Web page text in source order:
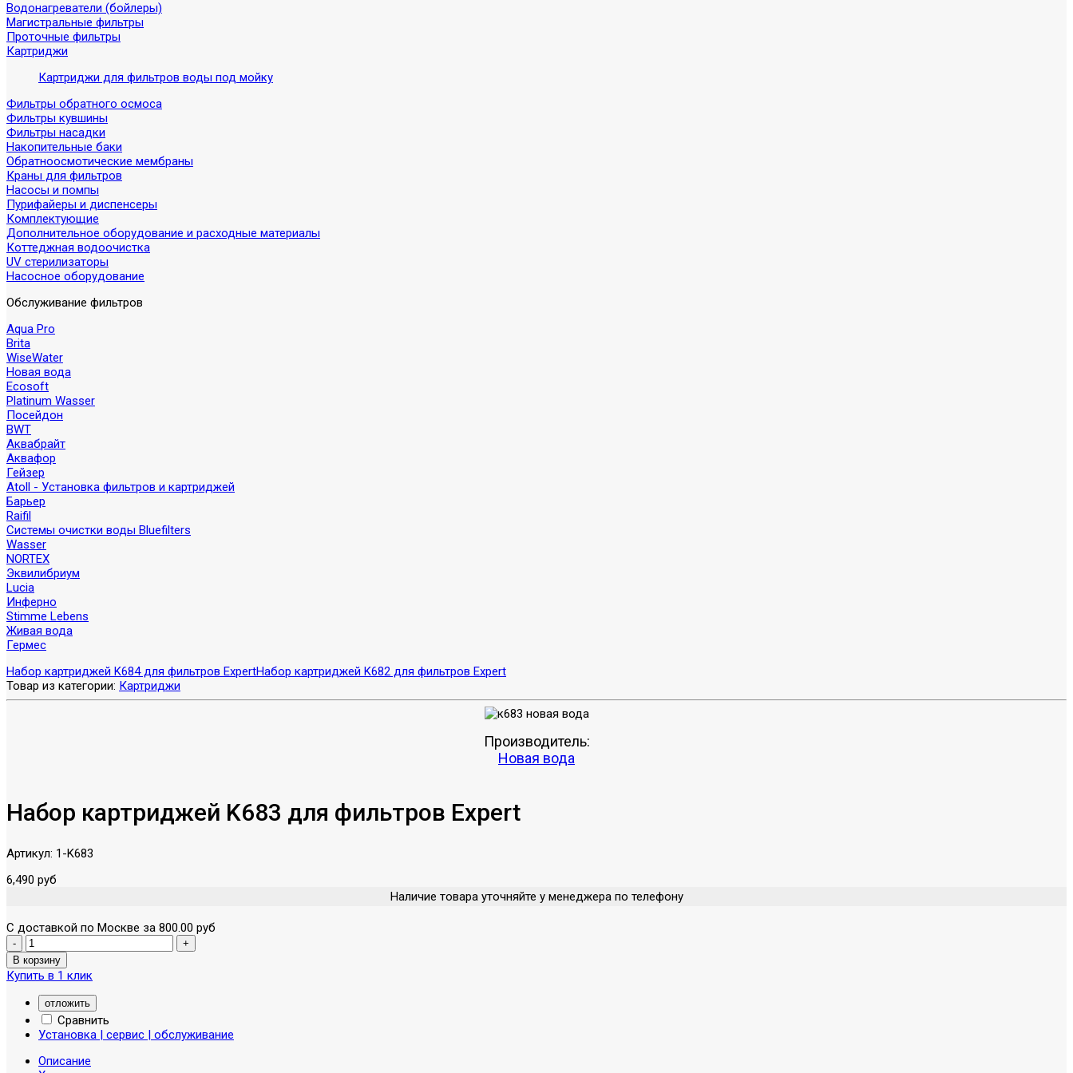
Водонагреватели (бойлеры)
Магистральные фильтры
Проточные фильтры
Картриджи
Картриджи для фильтров воды под мойку
Фильтры обратного осмоса
Фильтры кувшины
Фильтры насадки
Накопительные баки
Обратноосмотические мембраны
Краны для фильтров
Насосы и помпы
Пурифайеры и диспенсеры
Комплектующие
Дополнительное оборудование и расходные материалы
Коттеджная водоочистка
UV стерилизаторы
Насосное оборудование
Обслуживание фильтров
Aqua Pro
Brita
WiseWater
Новая вода
Ecosoft
Platinum Wasser
Посейдон
BWT
Аквабрайт
Аквафор
Гейзер
Atoll - Установка фильтров и картриджей
Барьер
Raifil
Системы очистки воды Bluefilters
Wasser
NORTEX
Эквилибриум
Lucia
Инферно
Stimme Lebens
Живая вода
Гермес
Набор картриджей K684 для фильтров ExpertНабор картриджей K682 для фильтров Expert
Товар из категории: Картриджи
Производитель:
Новая вода
Набор картриджей K683 для фильтров Expert
Артикул: 1-K683
6,490 руб
Наличие товара уточняйте у менеджера по телефону
С доставкой по Москве за 800.00 руб
Купить в 1 клик
отложить
Сравнить
Установка | сервис | обслуживание
Описание